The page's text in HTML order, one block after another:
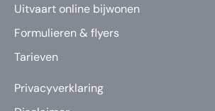
Uitvaart online bijwonen
Formulieren & flyers
Tarieven
Privacyverklaring